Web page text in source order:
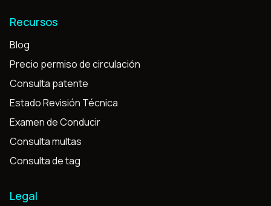
Recursos
Blog
Precio permiso de circulación
Consulta patente
Estado Revisión Técnica
Examen de Conducir
Consulta multas
Consulta de tag
Legal